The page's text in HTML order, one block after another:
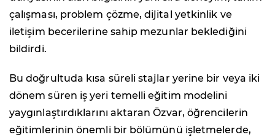
çalışması, problem çözme, dijital yetkinlik ve
iletişim becerilerine sahip mezunlar beklediğini
bildirdi.
Bu doğrultuda kısa süreli stajlar yerine bir veya iki
dönem süren iş yeri temelli eğitim modelini
yaygınlaştırdıklarını aktaran Özvar, öğrencilerin
eğitimlerinin önemli bir bölümünü işletmelerde,